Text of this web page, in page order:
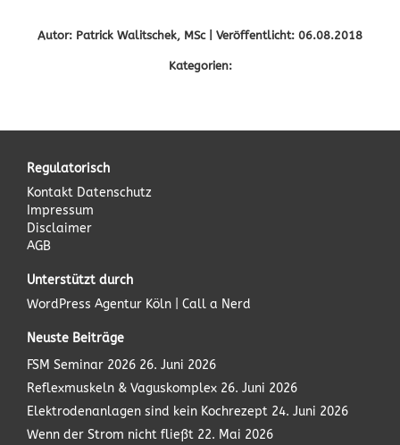
Autor: Patrick Walitschek, MSc | Veröffentlicht: 06.08.2018
Kategorien:
Regulatorisch
Kontakt Datenschutz
Impressum
Disclaimer
AGB
Unterstützt durch
WordPress Agentur Köln | Call a Nerd
Neuste Beiträge
FSM Seminar 2026 26. Juni 2026
Reflexmuskeln & Vaguskomplex 26. Juni 2026
Elektrodenanlagen sind kein Kochrezept 24. Juni 2026
Wenn der Strom nicht fließt 22. Mai 2026